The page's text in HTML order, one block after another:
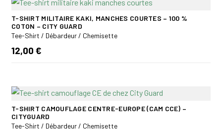
T-SHIRT MILITAIRE KAKI, MANCHES COURTES – 100 %
COTON – CITY GUARD
Tee-Shirt / Débardeur / Chemisette
12,00 €
T-SHIRT CAMOUFLAGE CENTRE-EUROPE (CAM CCE) –
CITYGUARD
Tee-Shirt / Débardeur / Chemisette